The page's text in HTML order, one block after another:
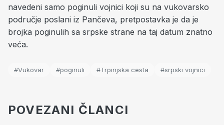
navedeni samo poginuli vojnici koji su na vukovarsko
područje poslani iz Pančeva, pretpostavka je da je
brojka poginulih sa srpske strane na taj datum znatno
veća.
#Vukovar #poginuli #Trpinjska cesta #srpski vojnici
POVEZANI ČLANCI